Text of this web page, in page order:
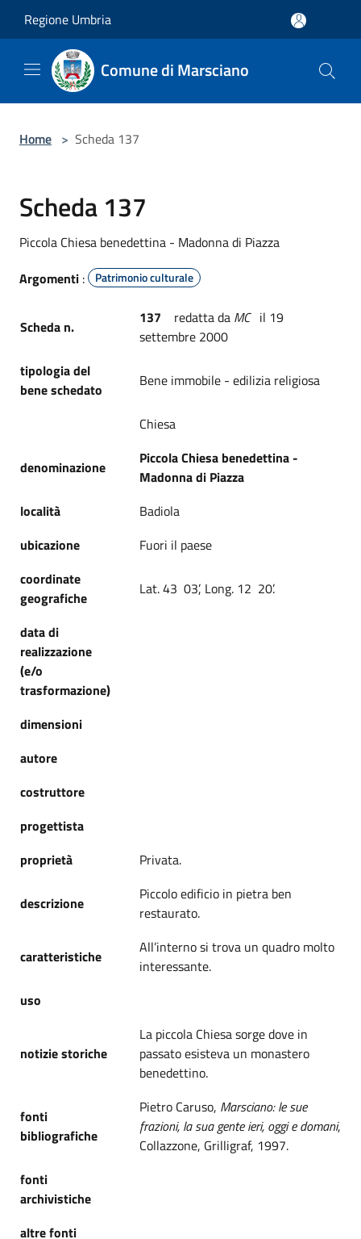
Regione Umbria
Comune di Marsciano
Home > Scheda 137
Scheda 137
Piccola Chiesa benedettina - Madonna di Piazza
Argomenti : Patrimonio culturale
Scheda n. 137 redatta da MC il 19
settembre 2000
tipologia del
bene schedato
Bene immobile - edilizia religiosa
Chiesa
denominazione
Piccola Chiesa benedettina -
Madonna di Piazza
località
Badiola
ubicazione
Fuori il paese
coordinate
geografiche
Lat. 43 03’, Long. 12 20’.
data di
realizzazione
(e/o
trasformazione)
dimensioni
autore
costruttore
progettista
proprietà
Privata.
descrizione
Piccolo edificio in pietra ben
restaurato.
caratteristiche
All’interno si trova un quadro molto
interessante.
uso
notizie storiche
La piccola Chiesa sorge dove in
passato esisteva un monastero
benedettino.
fonti
bibliografiche
Pietro Caruso, Marsciano: le sue
frazioni, la sua gente ieri, oggi e domani,
Collazzone, Grilligraf, 1997.
fonti
archivistiche
altre fonti